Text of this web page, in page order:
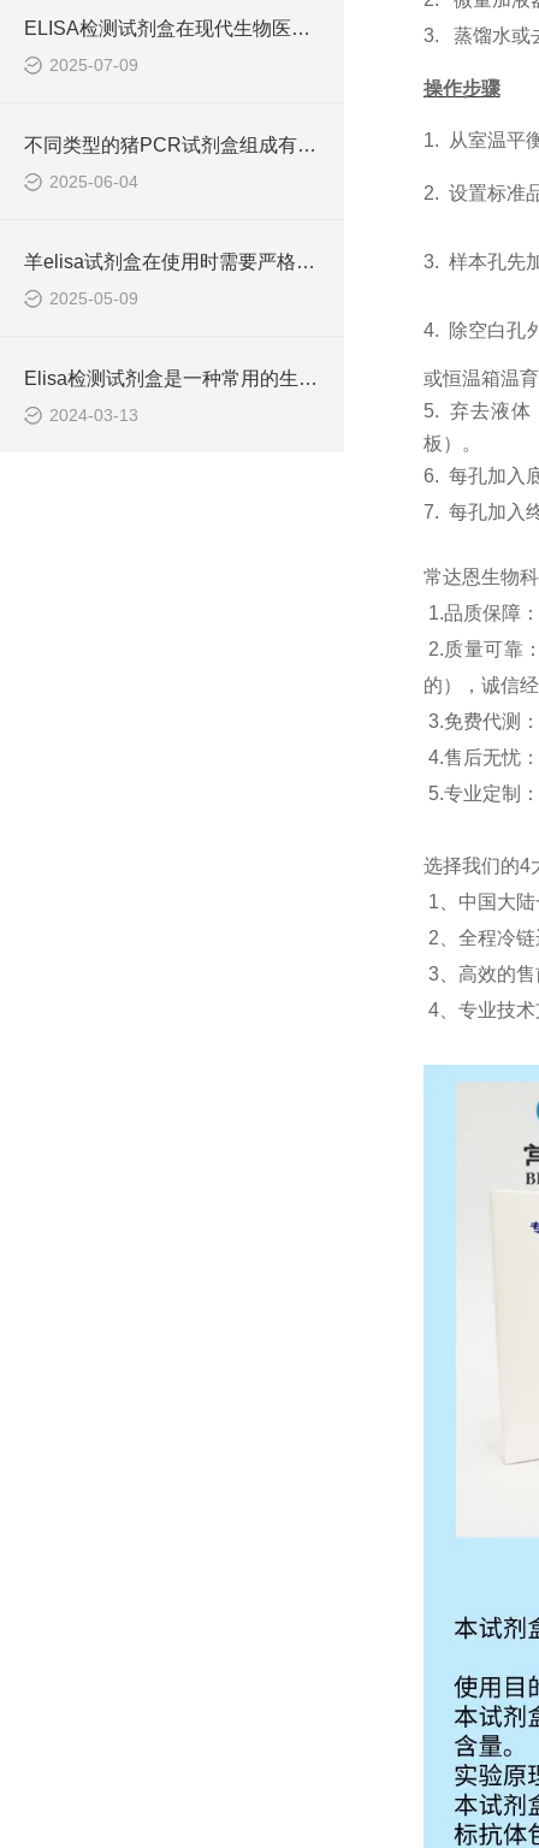
ELISA检测试剂盒在现代生物医学研究中的作用
2025-07-09
不同类型的猪PCR试剂盒组成有所差异
2025-06-04
羊elisa试剂盒在使用时需要严格遵守流程
2025-05-09
Elisa检测试剂盒是一种常用的生物化学分析技术
2024-03-13
3. 蒸馏水或
操作步骤
1. 从室温平
2. 设置标准
3. 样本孔先
4. 除空白孔
或恒温箱温
5.
弃去液体
板）。
6. 每孔加入
7. 每孔加入
常达恩生物
1.品质保障
2.质量可靠
的），诚信
3.免费代测
4.售后无忧：
5.专业定制
选择我们的4
1 、中国大
2 、全程冷
3、高效的
4、专业技